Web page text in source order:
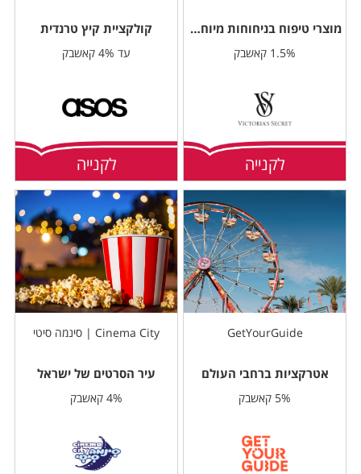
מוצרי טיפוח בניחוחות מיוחדים
1.5% קאשבק
לקנייה
קולקציית קיץ טרנדית
עד 4% קאשבק
לקנייה
GetYourGuide
אטרקציות ברחבי העולם
5% קאשבק
Cinema City | סינמה סיטי
עיר הסרטים של ישראל
4% קאשבק